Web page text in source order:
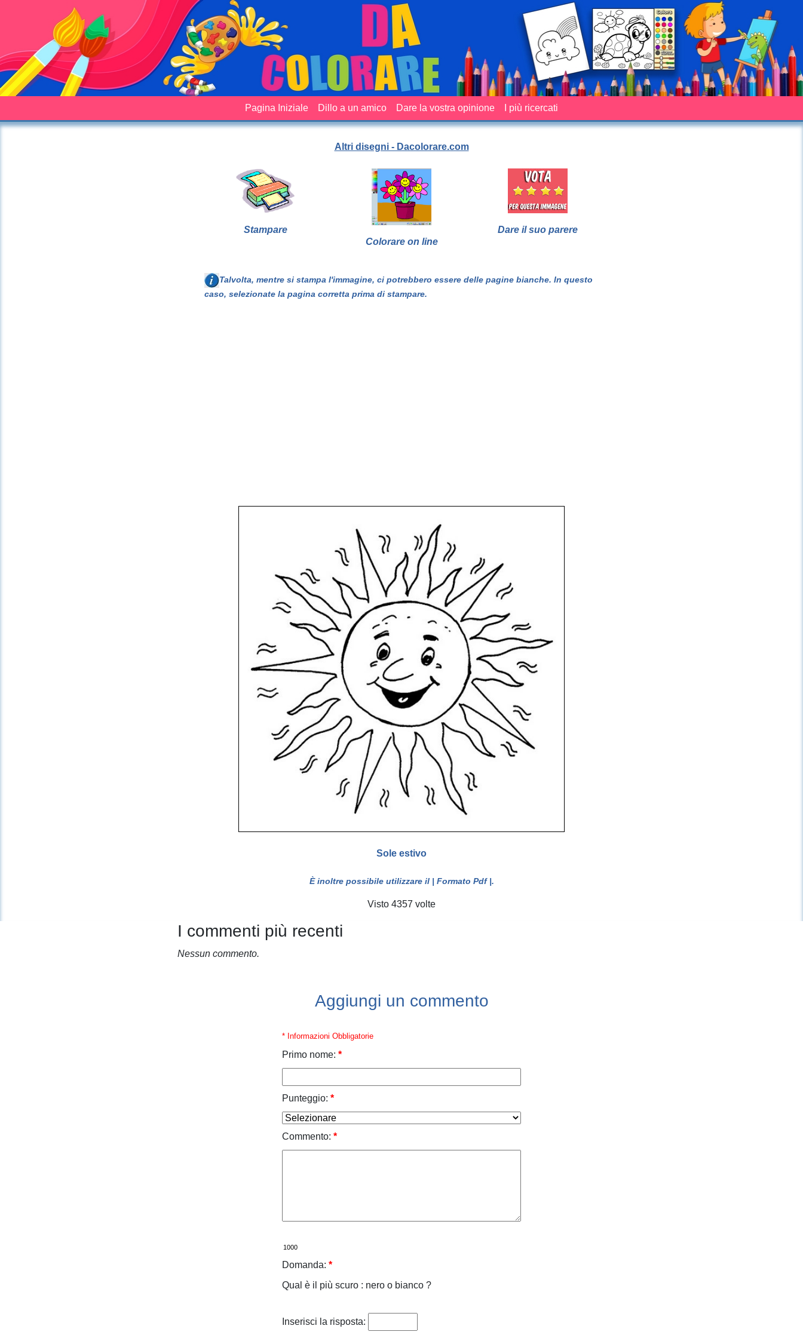
Pagina Iniziale Dillo a un amico Dare la vostra opinione I più ricercati
Altri disegni - Dacolorare.com
Stampare
Colorare on line
Dare il suo parere
Talvolta, mentre si stampa l'immagine, ci potrebbero essere delle pagine bianche. In questo
caso, selezionate la pagina corretta prima di stampare.
Sole estivo
È inoltre possibile utilizzare il | Formato Pdf |.
Visto 4357 volte
I commenti più recenti
Nessun commento.
Aggiungi un commento
* Informazioni Obbligatorie
Primo nome: *
Punteggio: *
Commento: *
Domanda: *
Qual è il più scuro : nero o bianco ?
Inserisci la risposta: